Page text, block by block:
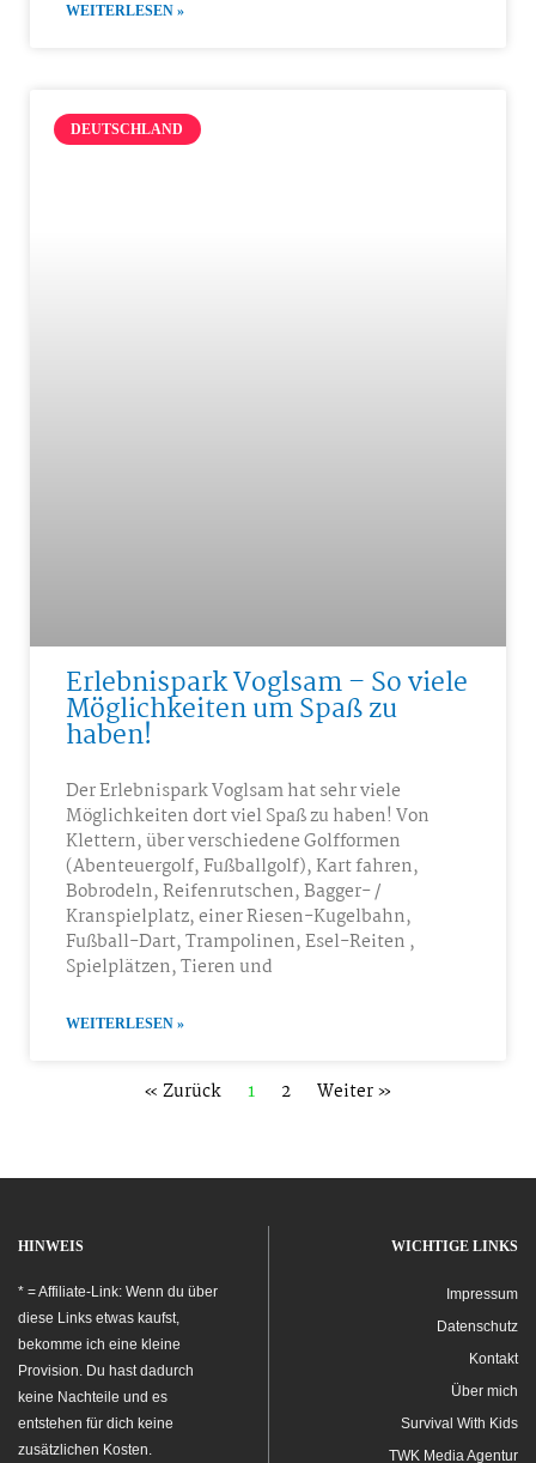
WEITERLESEN »
DEUTSCHLAND
Erlebnispark Voglsam – So viele
Möglichkeiten um Spaß zu
haben!
Der Erlebnispark Voglsam hat sehr viele
Möglichkeiten dort viel Spaß zu haben! Von
Klettern, über verschiedene Golfformen
(Abenteuergolf, Fußballgolf), Kart fahren,
Bobrodeln, Reifenrutschen, Bagger- /
Kranspielplatz, einer Riesen-Kugelbahn,
Fußball-Dart, Trampolinen, Esel-Reiten ,
Spielplätzen, Tieren und
WEITERLESEN »
« Zurück 1 2 Weiter »
HINWEIS
* = Affiliate-Link: Wenn du über
diese Links etwas kaufst,
bekomme ich eine kleine
Provision. Du hast dadurch
keine Nachteile und es
entstehen für dich keine
zusätzlichen Kosten.
WICHTIGE LINKS
Impressum
Datenschutz
Kontakt
Über mich
Survival With Kids
TWK Media Agentur